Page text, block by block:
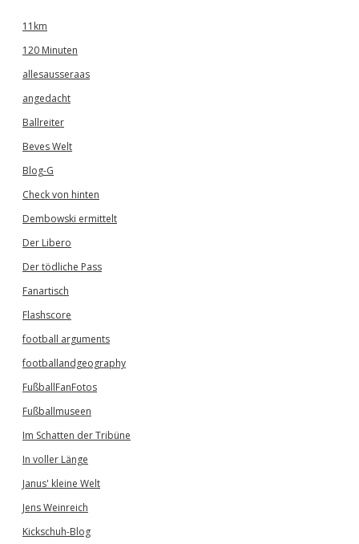
11km
120 Minuten
allesausseraas
angedacht
Ballreiter
Beves Welt
Blog-G
Check von hinten
Dembowski ermittelt
Der Libero
Der tödliche Pass
Fanartisch
Flashscore
football arguments
footballandgeography
FußballFanFotos
Fußballmuseen
Im Schatten der Tribüne
In voller Länge
Janus' kleine Welt
Jens Weinreich
Kickschuh-Blog